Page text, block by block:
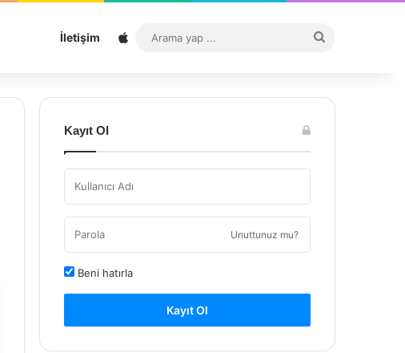
İletişim Sitemap
...
Kayıt Ol
Unuttunuz mu?
Beni hatırla
Kayıt Ol